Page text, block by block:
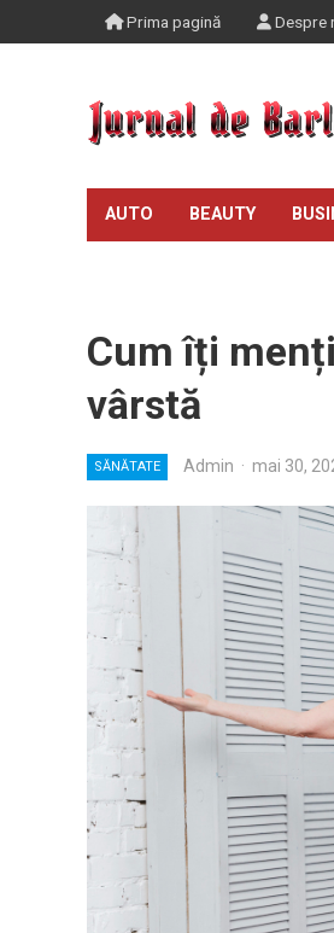
Prima pagină Despre
AUTO BEAUTY
Cum îți
vârstă
SĂNĂTATE Admin · mai 30,